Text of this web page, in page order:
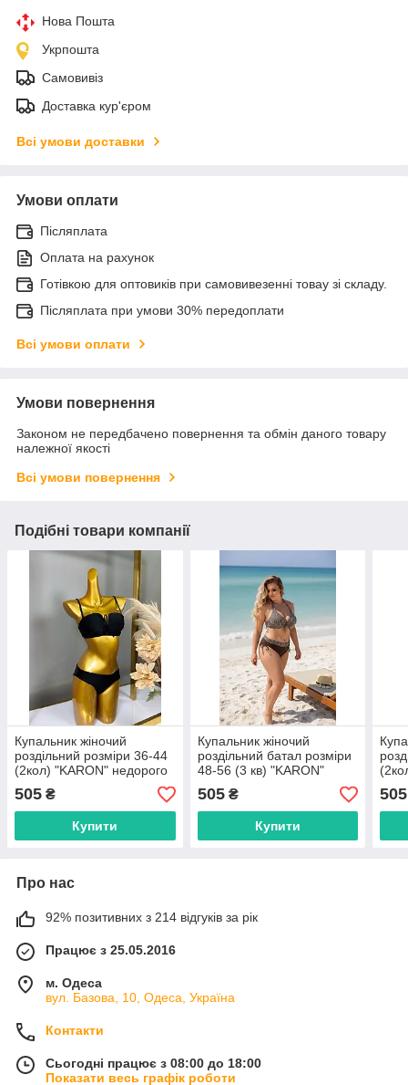
Нова Пошта
Укрпошта
Самовивіз
Доставка кур'єром
Всі умови доставки
Умови оплати
Післяплата
Оплата на рахунок
Готівкою для оптовиків при самовивезенні товау зі складу.
Післяплата при умови 30% передоплати
Всі умови оплати
Умови повернення
Законом не передбачено повернення та обмін даного товару
належної якості
Всі умови повернення
Подібні товари компанії
Купальник жіночий
роздільний розміри 36-44
(2кол) "KARON" недорого
від прямого
постачальника
505 ₴
Купити
Купальник жіночий
роздільний батал розміри
48-56 (3 кв) "KARON"
недорого від прямого
постачальника
505₴
Купити
від
505
Про нас
92% позитивних з 214 відгуків за рік
Працює з 25.05.2016
м. Одеса
вул. Базова, 10, Одеса, Україна
Контакти
Сьогодні працює з 08:00 до 18:00
Показати весь графік роботи